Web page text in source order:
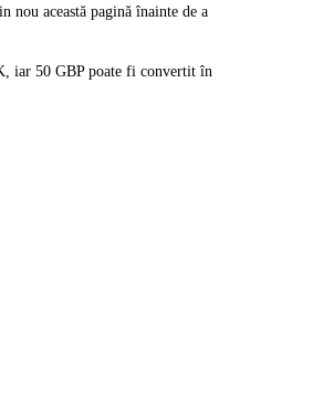
această pagină înainte de a
iar 50 GBP poate fi convertit în